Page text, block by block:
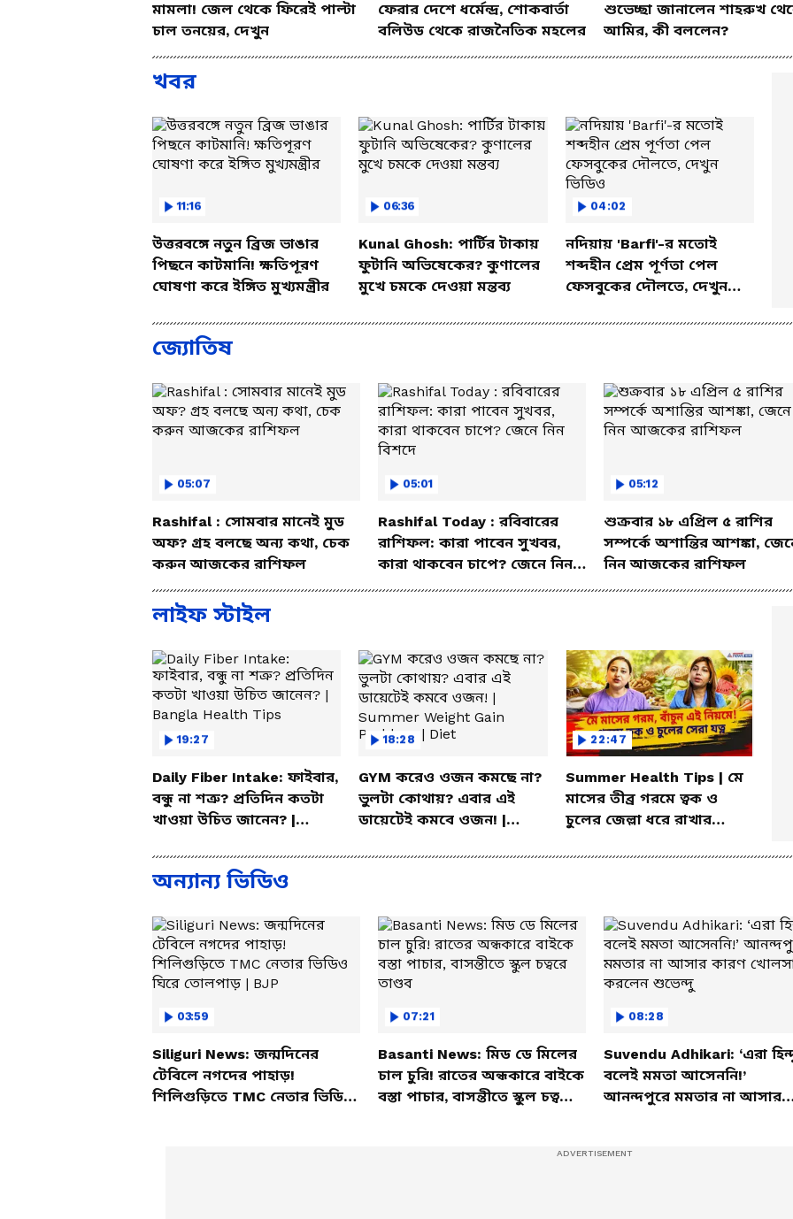
মামলা! জেল থেকে ফিরেই পাল্টা
চাল তনয়ের, দেখুন
ফেরার দেশে ধর্মেন্দ্র, শোকবার্তা
বলিউড থেকে রাজনৈতিক মহলের
শুভেচ্ছা জানালেন শাহরুখ
আমির, কী বললেন?
খবর
11:16
উত্তরবঙ্গে নতুন ব্রিজ ভাঙার
পিছনে কাটমানি! ক্ষতিপূরণ
ঘোষণা করে ইঙ্গিত মুখ্যমন্ত্রীর
06:36
Kunal Ghosh: পার্টির টাকায়
ফুটানি অভিষেকের? কুণালের
মুখে চমকে দেওয়া মন্তব্য
04:02
নদিয়ায় 'Barfi'-র মতোই
শব্দহীন প্রেম পূর্ণতা পেল
ফেসবুকের দৌলতে, দেখুন
জ্যোতিষ
05:07
Rashifal : সোমবার মানেই মুড
অফ? গ্রহ বলছে অন্য কথা, চেক
করুন আজকের রাশিফল
05:01
Rashifal Today : রবিবারের
রাশিফল: কারা পাবেন সুখবর,
কারা থাকবেন চাপে? জেনে নিন
05:12
শুক্রবার ১৮ এপ্রিল ৫ রাশির
সম্পর্কে অশান্তির আশঙ্কা,
নিন আজকের রাশিফল
লাইফ স্টাইল
19:27
Daily Fiber Intake: ফাইবার,
বন্ধু না শত্রু? প্রতিদিন কতটা
খাওয়া উচিত জানেন? |
18:28
GYM করেও ওজন কমছে না?
ভুলটা কোথায়? এবার এই
ডায়েটেই কমবে ওজন! |
Problem | Diet
22:47
Summer Health Tips | মে
মাসের তীব্র গরমে ত্বক ও
চুলের জেল্লা ধরে রাখার
অন্যান্য ভিডিও
03:59
Siliguri News: জন্মদিনের
টেবিলে নগদের পাহাড়!
শিলিগুড়িতে TMC নেতার ভিডিও
07:21
Basanti News: মিড ডে মিলের
চাল চুরি! রাতের অন্ধকারে বাইকে
বস্তা পাচার, বাসন্তীতে স্কুল চত্বরে
08:28
Suvendu Adhikari: ‘এরা
বলেই মমতা আসেননি!’
আনন্দপুরে মমতার না আসার